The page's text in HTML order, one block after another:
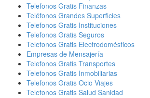
Telefonos Gratis Finanzas
Teléfonos Grandes Superficies
Telefonos Gratis Instituciones
Telefonos Gratis Seguros
Telefonos Gratis Electrodomésticos
Empresas de Mensajería
Telefonos Gratis Transportes
Telefonos Gratis Inmobiliarias
Telefonos Gratis Ocio Viajes
Telefonos Gratis Salud Sanidad